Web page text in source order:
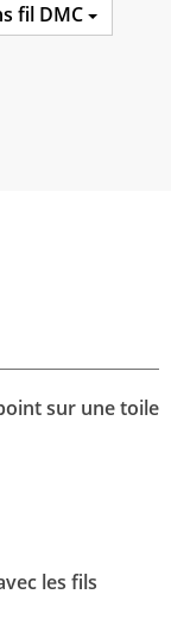
fil DMC
sur une toile
les fils